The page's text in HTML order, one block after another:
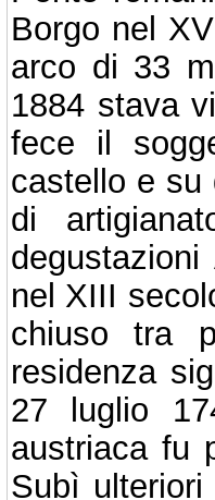
Borgo nel
arco di 33
1884 stava
fece il
castello e su
di
nel XIII
chiuso tra
residenza
27 luglio
austriaca fu
Subì ulteriori